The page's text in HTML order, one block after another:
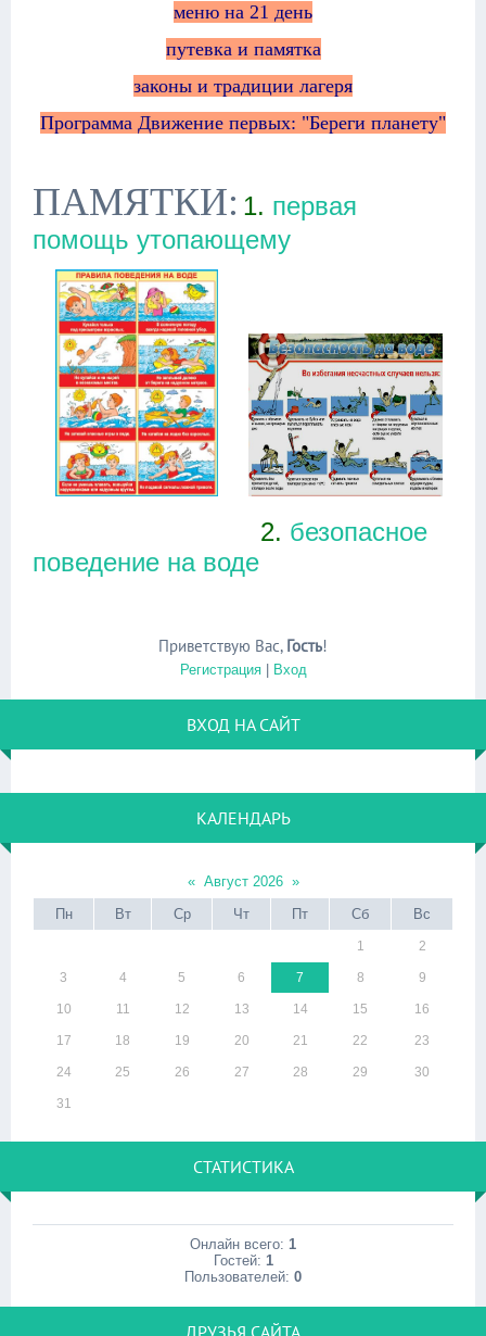
меню на 21 день
путевка и памятка
законы и традиции лагеря
Программа Движение первых: "Береги планету"
ПАМЯТКИ: 1. первая
помощь утопающему
2. безопасное
поведение на воде
Приветствую Вас, Гость!
Регистрация| Вход
ВХОД НА САЙТ
КАЛЕНДАРЬ
« Август 2026 »
Пн
Вт Ср Чт Пт Сб Вс
1 2
3 4 5 6 7 8 9
10 11 12 13 14 15 16
17 18 19 20 21 22 23
24 25 26 27 28 29 30
31
СТАТИСТИКА
Онлайн всего: 1
Гостей: 1
Пользователей: 0
ДРУЗЬЯ САЙТА